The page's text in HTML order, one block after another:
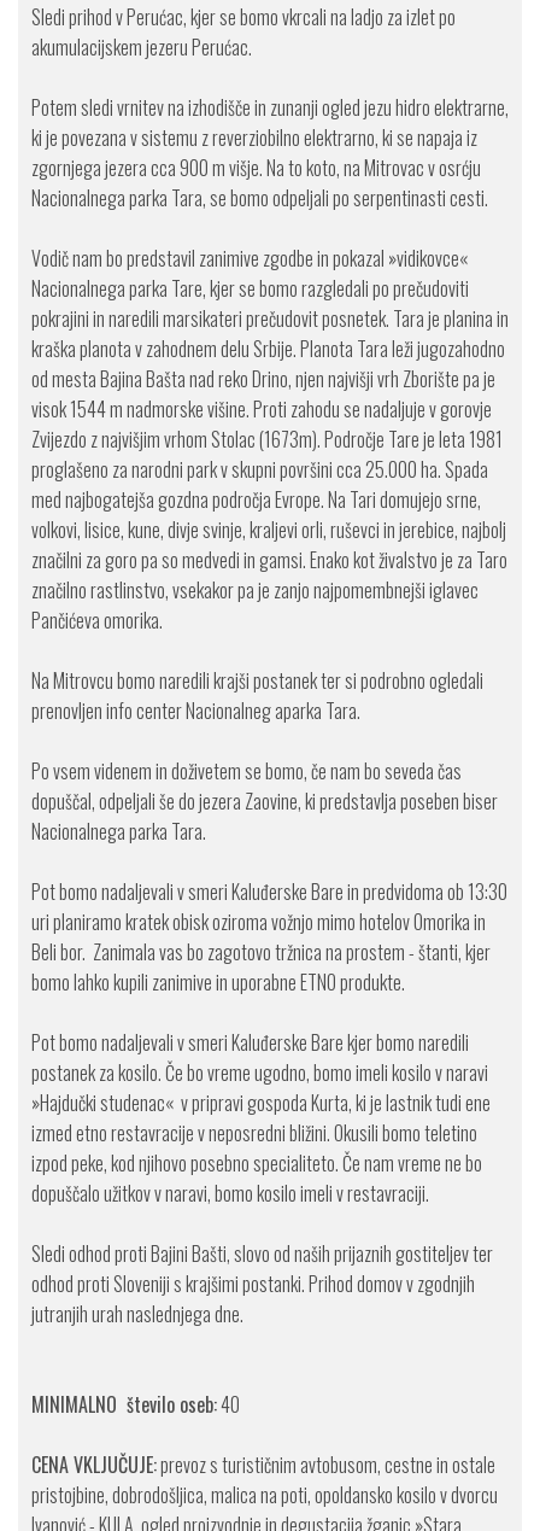
Sledi prihod v Perućac, kjer se bomo vkrcali na ladjo za izlet po
akumulacijskem jezeru Perućac.
Potem sledi vrnitev na izhodišče in zunanji ogled jezu hidro elektrarne,
ki je povezana v sistemu z reverziobilno elektrarno, ki se napaja iz
zgornjega jezera cca 900 m višje. Na to koto, na Mitrovac v osrćju
Nacionalnega parka Tara, se bomo odpeljali po serpentinasti cesti.
Vodič nam bo predstavil zanimive zgodbe in pokazal »vidikovce«
Nacionalnega parka Tare, kjer se bomo razgledali po prečudoviti
pokrajini in naredili marsikateri prečudovit posnetek. Tara je planina in
kraška planota v zahodnem delu Srbije. Planota Tara leži jugozahodno
od mesta Bajina Bašta nad reko Drino, njen najvišji vrh Zborište pa je
visok 1544 m nadmorske višine. Proti zahodu se nadaljuje v gorovje
Zvijezdo z najvišjim vrhom Stolac (1673m). Področje Tare je leta 1981
proglašeno za narodni park v skupni površini cca 25.000 ha. Spada
med najbogatejša gozdna področja Evrope. Na Tari domujejo srne,
volkovi, lisice, kune, divje svinje, kraljevi orli, ruševci in jerebice, najbolj
značilni za goro pa so medvedi in gamsi. Enako kot živalstvo je za Taro
značilno rastlinstvo, vsekakor pa je zanjo najpomembnejši iglavec
Pančićeva omorika.
Na Mitrovcu bomo naredili krajši postanek ter si podrobno ogledali
prenovljen info center Nacionalneg aparka Tara.
Po vsem videnem in doživetem se bomo, če nam bo seveda čas
dopuščal, odpeljali še do jezera Zaovine, ki predstavlja poseben biser
Nacionalnega parka Tara.
Pot bomo nadaljevali v smeri Kaluđerske Bare in predvidoma ob 13:30
uri planiramo kratek obisk oziroma vožnjo mimo hotelov Omorika in
Beli bor. Zanimala vas bo zagotovo tržnica na prostem - štanti, kjer
bomo lahko kupili zanimive in uporabne ETNO produkte.
Pot bomo nadaljevali v smeri Kaluđerske Bare kjer bomo naredili
postanek za kosilo. Če bo vreme ugodno, bomo imeli kosilo v naravi
»Hajdučki studenac« v pripravi gospoda Kurta, ki je lastnik tudi ene
izmed etno restavracije v neposredni bližini. Okusili bomo teletino
izpod peke, kod njihovo posebno specialiteto. Če nam vreme ne bo
dopuščalo užitkov v naravi, bomo kosilo imeli v restavraciji.
Sledi odhod proti Bajini Bašti, slovo od naših prijaznih gostiteljev ter
odhod proti Sloveniji s krajšimi postanki. Prihod domov v zgodnjih
jutranjih urah naslednjega dne.
MINIMALNO število oseb:40
CENA VKLJUČUJE:prevoz s turističnim avtobusom, cestne in ostale
pristojbine, dobrodošljica, malica na poti, opoldansko kosilo v dvorcu
Ivanović - KULA, ogled proizvodnje in degustacija žganic »Stara